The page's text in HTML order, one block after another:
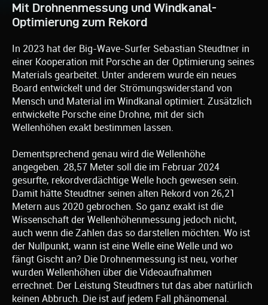
Mit Drohnenmessung und Windkanal-
Optimierung zum Rekord
In 2023 hat der Big-Wave-Surfer Sebastian Steudtner in
einer Kooperation mit Porsche an der Optimierung seines
Materials gearbeitet. Unter anderem wurde ein neues
Board entwickelt und der Strömungswiderstand von
Mensch und Material im Windkanal optimiert. Zusätzlich
entwickelte Porsche eine Drohne, mit der sich
Wellenhöhen exakt bestimmen lassen.
Dementsprechend genau wird die Wellenhöhe
angegeben. 28,57 Meter soll die im Februar 2024
gesurfte, rekordverdächtige Welle hoch gewesen sein.
Damit hätte Steudtner seinen alten Rekord von 26,21
Metern aus 2020 gebrochen. So ganz exakt ist die
Wissenschaft der Wellenhöhenmessung jedoch nicht,
auch wenn die Zahlen das so darstellen möchten. Wo ist
der Nullpunkt, wann ist eine Welle eine Welle und wo
fängt Gischt an? Die Drohnenmessung ist neu, vorher
wurden Wellenhöhen über die Videoaufnahmen
errechnet. Der Leistung Steudtners tut das aber natürlich
keinen Abbruch. Die ist auf jedem Fall phänomenal.